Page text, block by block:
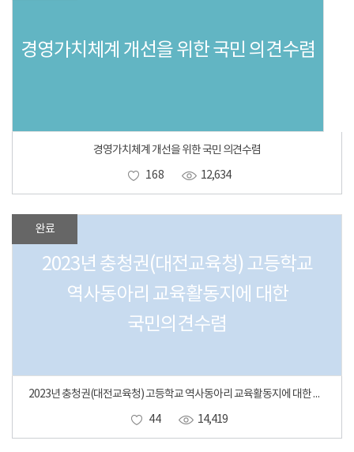
경영가치체계 개선을 위한 국민 의견수렴
경영가치체계 개선을 위한 국민 의견수렴
168
12,634
완료
2023년 충청권(대전교육청) 고등학교
역사동아리 교육활동지에 대한
국민의견수렴
2023년 충청권(대전교육청) 고등학교 역사동아리 교육활동지에 대한 국민의견수렴
44
14,419